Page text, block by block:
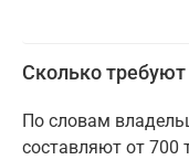
Сколько
По словам
составляют от 700